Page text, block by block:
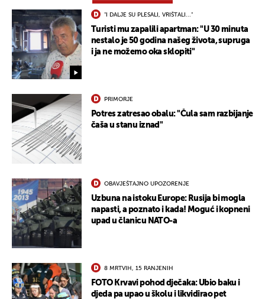
"I DALJE SU PLESALI, VRIŠTALI..."
Turisti mu zapalili apartman: "U 30 minuta
nestalo je 50 godina našeg života, supruga
i ja ne možemo oka sklopiti"
PRIMORJE
Potres zatresao obalu: "Čula sam razbijanje
čaša u stanu iznad"
OBAVJEŠTAJNO UPOZORENJE
Uzbuna na istoku Europe: Rusija bi mogla
napasti, a poznato i kada! Moguć i kopneni
upad u članicu NATO-a
8 MRTVIH, 15 RANJENIH
FOTO Krvavi pohod dječaka: Ubio baku i
djeda pa upao u školu i likvidirao pet